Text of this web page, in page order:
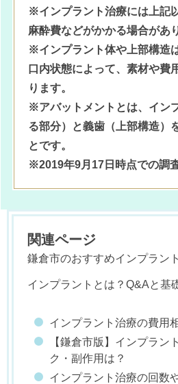
※インプラント治療には上記
麻酔費などがかかる場合があ
※インプラント体や上部構造
口内状態によって、素材や費
ります。
※アバットメントとは、イン
る部分）と義歯（上部構造）
とです。
※2019年9月17日時点での調
関連ページ
鎌倉市のおすすめインプラン
インプラントとは？Q&Aと基
インプラント治療の費用
【鎌倉市版】インプラン
ク・副作用は？
インプラント治療の回数